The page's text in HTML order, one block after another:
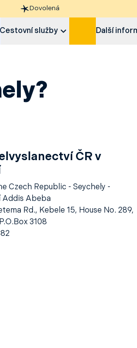
Dovolená
Cestovní služby Další
ČR v
Czech Republic - Seychely -
Addis Abeba
Rd., Kebele 15, House No. 289,
3108